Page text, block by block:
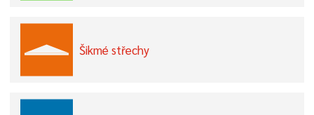
Šikmé střechy